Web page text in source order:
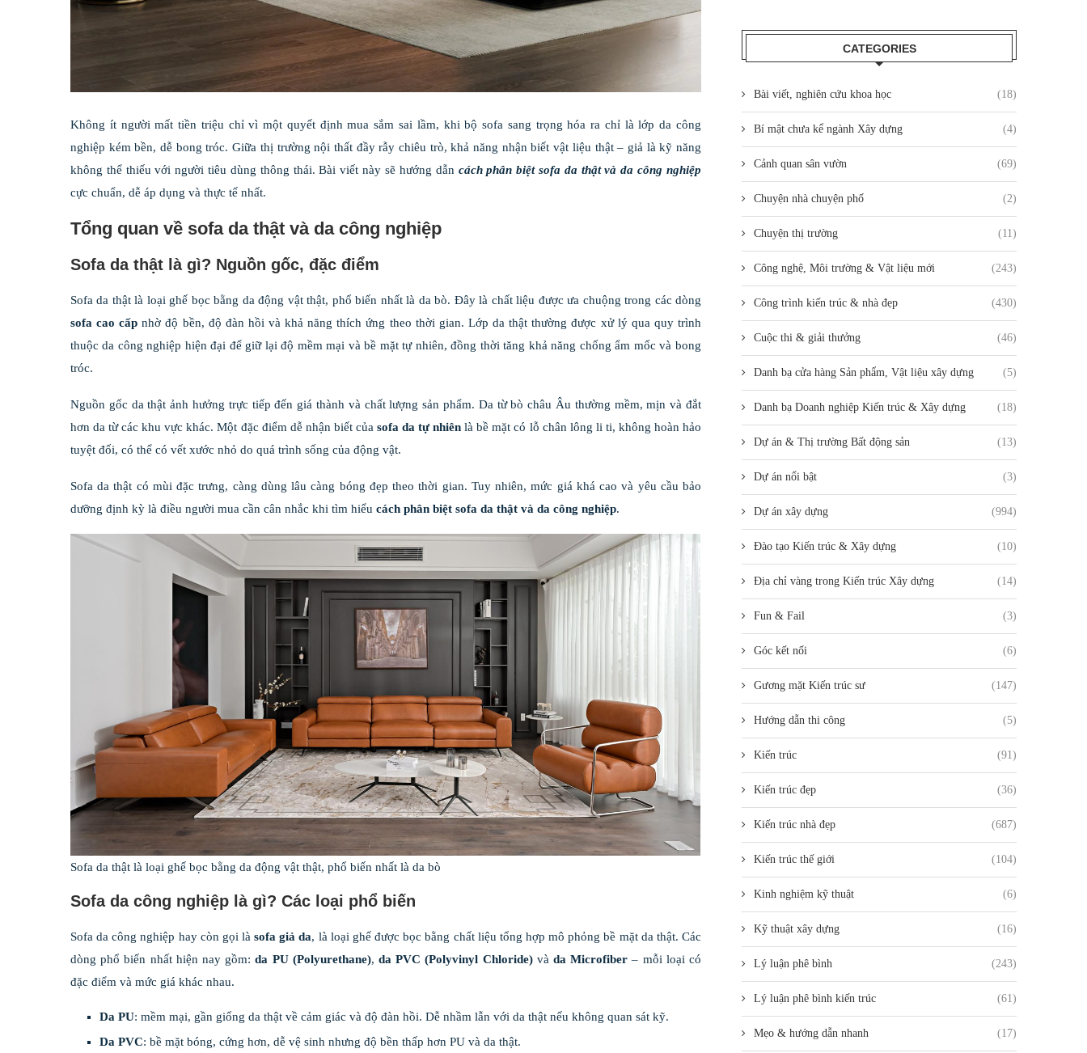
Không ít người mất tiền triệu chỉ vì một quyết định mua sắm sai lầm, khi bộ sofa sang trọng hóa ra chỉ là lớp da công
nghiệp kém bền, dễ bong tróc. Giữa thị trường nội thất đầy rẫy chiêu trò, khả năng nhận biết vật liệu thật – giả là kỹ năng
không thể thiếu với người tiêu dùng thông thái. Bài viết này sẽ hướng dẫn cách phân biệt sofa da thật và da công nghiệp
cực chuẩn, dễ áp dụng và thực tế nhất.
Tổng quan về sofa da thật và da công nghiệp
Sofa da thật là gì? Nguồn gốc, đặc điểm
Sofa da thật là loại ghế bọc bằng da động vật thật, phổ biến nhất là da bò. Đây là chất liệu được ưa chuộng trong các dòng
sofa cao cấp nhờ độ bền, độ đàn hồi và khả năng thích ứng theo thời gian. Lớp da thật thường được xử lý qua quy trình
thuộc da công nghiệp hiện đại để giữ lại độ mềm mại và bề mặt tự nhiên, đồng thời tăng khả năng chống ẩm mốc và bong
tróc.
Nguồn gốc da thật ảnh hưởng trực tiếp đến giá thành và chất lượng sản phẩm. Da từ bò châu Âu thường mềm, mịn và đắt
hơn da từ các khu vực khác. Một đặc điểm dễ nhận biết của sofa da tự nhiên là bề mặt có lỗ chân lông li ti, không hoàn hảo
tuyệt đối, có thể có vết xước nhỏ do quá trình sống của động vật.
Sofa da thật có mùi đặc trưng, càng dùng lâu càng bóng đẹp theo thời gian. Tuy nhiên, mức giá khá cao và yêu cầu bảo
dưỡng định kỳ là điều người mua cần cân nhắc khi tìm hiểu cách phân biệt sofa da thật và da công nghiệp.
Sofa da thật là loại ghế bọc bằng da động vật thật, phổ biến nhất là da bò
Sofa da công nghiệp là gì? Các loại phổ biến
Sofa da công nghiệp hay còn gọi làsofa giả da, là loại ghế được bọc bằng chất liệu tổng hợp mô phỏng bề mặt da thật. Các
dòng phổ biến nhất hiện nay gồm:da PU (Polyurethane),da PVC (Polyvinyl Chloride)vàda Microfiber – mỗi loại có
đặc điểm và mức giá khác nhau.
Da PU: mềm mại, gần giống da thật về cảm giác và độ đàn hồi. Dễ nhầm lẫn với da thật nếu không quan sát kỹ.
Da PVC: bề mặt bóng, cứng hơn, dễ vệ sinh nhưng độ bền thấp hơn PU và da thật.
CATEGORIES
Bài viết, nghiên cứu khoa học (18)
Bí mật chưa kể ngành Xây dựng (4)
Cảnh quan sân vườn (69)
Chuyện nhà chuyện phố (2)
Chuyện thị trường (11)
Công nghệ, Môi trường & Vật liệu mới (243)
Công trình kiến trúc & nhà đẹp (430)
Cuộc thi & giải thưởng (46)
Danh bạ cửa hàng Sản phẩm, Vật liệu xây dựng (5)
Danh bạ Doanh nghiệp Kiến trúc & Xây dựng (18)
Dự án & Thị trường Bất động sản (13)
Dự án nổi bật (3)
Dự án xây dựng (994)
Đào tạo Kiến trúc & Xây dựng (10)
Địa chỉ vàng trong Kiến trúc Xây dựng (14)
Fun & Fail (3)
Góc kết nối (6)
Gương mặt Kiến trúc sư (147)
Hướng dẫn thi công (5)
Kiến trúc (91)
Kiến trúc đẹp (36)
Kiến trúc nhà đẹp (687)
Kiến trúc thế giới (104)
Kinh nghiệm kỹ thuật (6)
Kỹ thuật xây dựng (16)
Lý luận phê bình (243)
Lý luận phê bình kiến trúc (61)
Mẹo & hướng dẫn nhanh (17)